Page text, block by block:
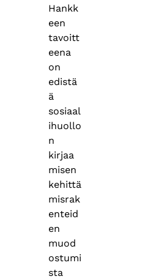
Hankk
een
tavoitt
eena
on
edistä
ä
sosiaal
ihuollo
n
kirjaa
misen
kehittä
misrak
enteid
en
muod
ostumi
sta